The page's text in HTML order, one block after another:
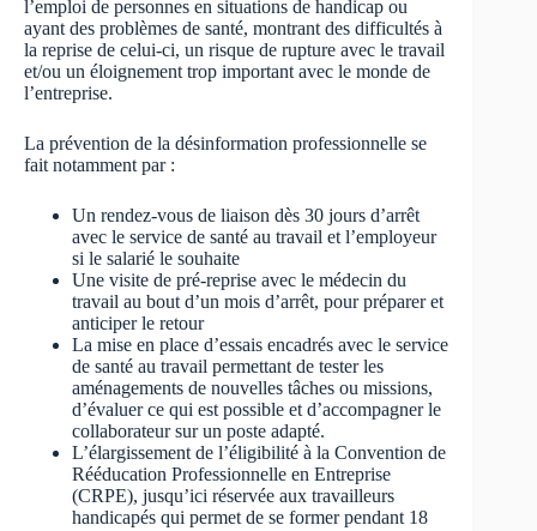
l’emploi de personnes en situations de handicap ou
ayant des problèmes de santé, montrant des difficultés à
la reprise de celui-ci, un risque de rupture avec le travail
et/ou un éloignement trop important avec le monde de
l’entreprise.
La prévention de la désinformation professionnelle se
fait notamment par :
Un rendez-vous de liaison dès 30 jours d’arrêt
avec le service de santé au travail et l’employeur
si le salarié le souhaite
Une visite de pré-reprise avec le médecin du
travail au bout d’un mois d’arrêt, pour préparer et
anticiper le retour
La mise en place d’essais encadrés avec le service
de santé au travail permettant de tester les
aménagements de nouvelles tâches ou missions,
d’évaluer ce qui est possible et d’accompagner le
collaborateur sur un poste adapté.
L’élargissement de l’éligibilité à la Convention de
Rééducation Professionnelle en Entreprise
(CRPE), jusqu’ici réservée aux travailleurs
handicapés qui permet de se former pendant 18